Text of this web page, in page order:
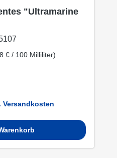
"Ultramarine
€ / 100 Milliliter)
Versandkosten